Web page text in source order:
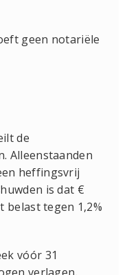
geen notariële
de
Alleenstaanden
heffingsvrij
is dat €
belast tegen 1,2%
vóór 31